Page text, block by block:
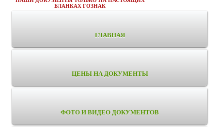
БЛАНКАХ ГОЗНАК
ГЛАВНАЯ
ЦЕНЫ НА ДОКУМЕНТЫ
ФОТО И ВИДЕО ДОКУМЕНТОВ